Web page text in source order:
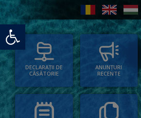
Deschide bara de unelte
DECLARAȚII DE
CĂSĂTORIE
ANUNȚURI
RECENTE